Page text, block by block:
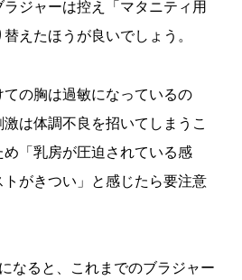
ジャーは控え「マタニティ用
えたほうが良いでしょう。
の胸は過敏になっているの
は体調不良を招いてしまうこ
「乳房が圧迫されている感
トがきつい」と感じたら要注意
なると、これまでのブラジャー